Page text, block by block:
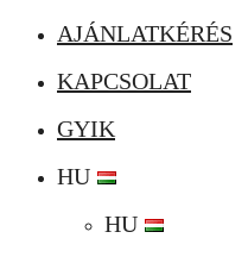
AJÁNLATKÉRÉS
KAPCSOLAT
GYIK
HU
HU